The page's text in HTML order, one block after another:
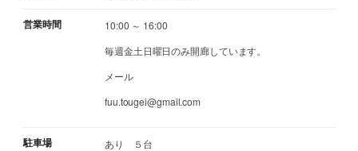
営業時間
10:00 ～ 16:00
毎週金土日曜日のみ開廊しています。
メール
fuu.tougei@gmail.com
駐車場 あり ５台